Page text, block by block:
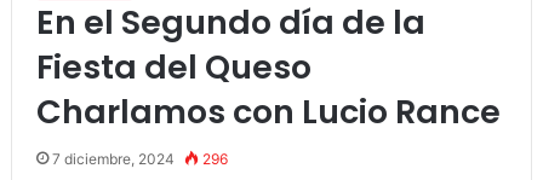
En el Segundo día de la
Fiesta del Queso
Charlamos con Lucio Rance
7 diciembre, 2024 296